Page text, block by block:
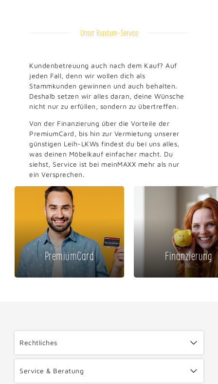
Unser Rundum-Service
Kundenbetreuung auch nach dem Kauf? Auf
jeden Fall, denn wir wollen dich als
Stammkunden gewinnen und auch behalten.
Deshalb setzen wir alles daran, deine Wünsche
nicht nur zu erfüllen, sondern zu übertreffen.
Von der Finanzierung über die Vorteile der
PremiumCard, bis hin zur Vermietung unserer
günstigen Leih-LKWs findest du bei uns alles,
was deinen Möbelkauf einfacher macht. Du
siehst, Service ist bei meinMAXX mehr als nur
ein Versprechen.
PremiumCard Finanzierung
Rechtliches
Service & Beratung